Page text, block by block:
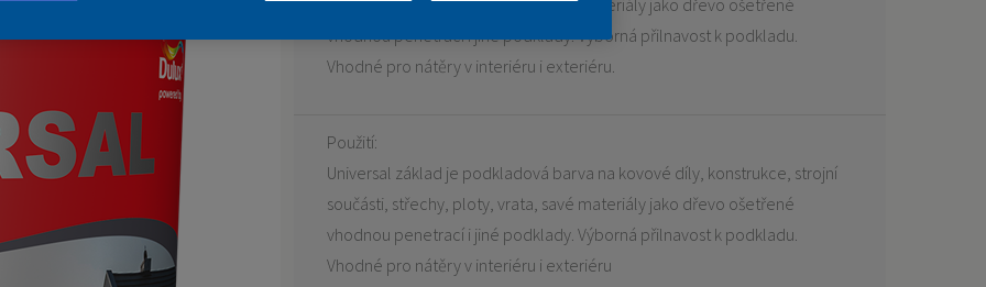
součásti, střechy, ploty, vrata, savé materiály jako dřevo ošetřené
vhodnou penetrací i jiné podklady. Výborná přilnavost k podkladu.
Vhodné pro nátěry v interiéru i exteriéru.
Použití:
Universal základ je podkladová barva na kovové díly, konstrukce, strojní
součásti, střechy, ploty, vrata, savé materiály jako dřevo ošetřené
vhodnou penetrací i jiné podklady. Výborná přilnavost k podkladu.
Vhodné pro nátěry v interiéru i exteriéru